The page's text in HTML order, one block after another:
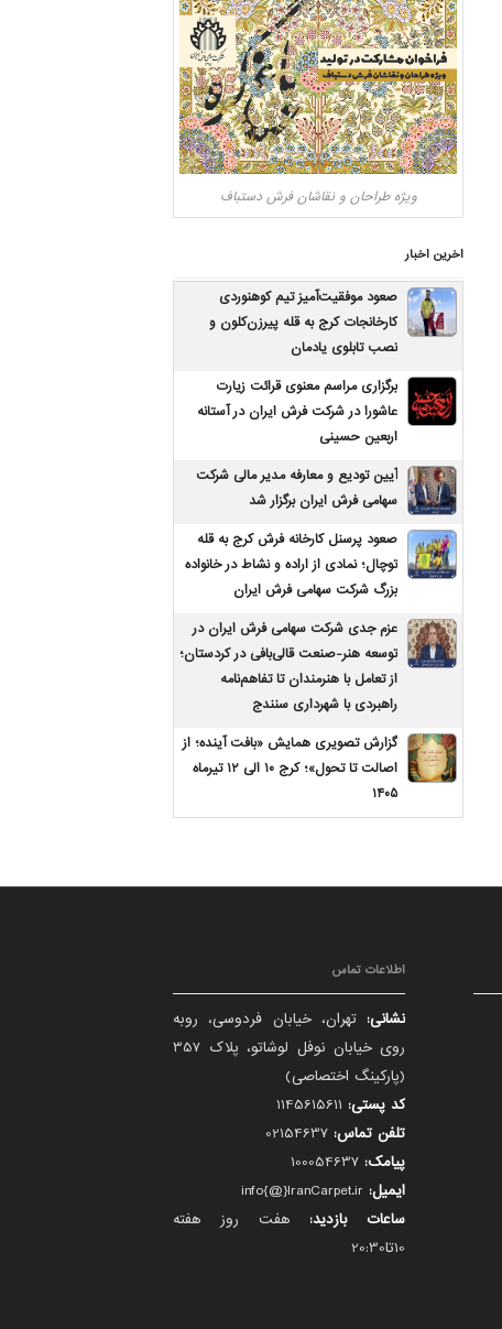
ویژه طراحان و نقاشان فرش دستباف
اخرین اخبار
صعود موفقیت‌آمیز تیم کوهنوردی
کارخانجات کرج به قله پیرزن‌کلون و
نصب تابلوی یادمان
برگزاری مراسم معنوی قرائت زیارت
عاشورا در شرکت فرش ایران در آستانه
اربعین حسینی
آیین تودیع و معارفه مدیر مالی شرکت
سهامی فرش ایران برگزار شد
صعود پرسنل کارخانه فرش کرج به قله
توچال؛ نمادی از اراده و نشاط در خانواده
بزرگ شرکت سهامی فرش ایران
عزم جدی شرکت سهامی فرش ایران در
توسعه هنر-صنعت قالی‌بافی در کردستان؛
از تعامل با هنرمندان تا تفاهم‌نامه
راهبردی با شهرداری سنندج
گزارش تصویری همایش «بافت آینده؛ از
اصالت تا تحول»؛ کرج ۱۰ الی ۱۲ تیرماه
۱۴۰۵
اطلاعات تماس
نشانی: تهران، خیابان فردوسی، روبه
روی خیابان نوفل لوشاتو، پلاک 357
(پارکینگ اختصاصی)
کد پستی:
تلفن تماس:
پیامک:
ایمیل:
ساعات بازدید: هفت روز هفته
10تا20:30